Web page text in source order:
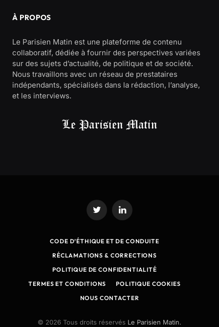
À PROPOS
Le Parisien Matin est une plateforme de contenu
collaboratif, dédiée à fournir des perspectives variées
sur des sujets d’actualité, de politique et de société.
Nous travaillons avec un réseau de prestataires
indépendants, spécialisés dans la rédaction, l’analyse,
et les interviews.
Twitter LinkedIn
CODE D’ÉTHIQUE ET DE CONDUITE
RÉCLAMATIONS & CORRECTIONS
POLITIQUE DE CONFIDENTIALITÉ
TERMES ET CONDITIONS
POLITIQUE COOKIES
NOUS CONTACTER
© 2026 Tous droits réservés Le Parisien Matin.